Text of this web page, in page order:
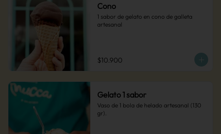
Cono
1 sabor de gelato en cono de galleta
artesanal
$10.900
Gelato 1 sabor
Vaso de 1 bola de helado artesanal (130
gr).